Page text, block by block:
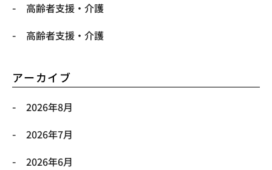
高齢者支援・介護
高齢者支援・介護
アーカイブ
2026年8月
2026年7月
2026年6月